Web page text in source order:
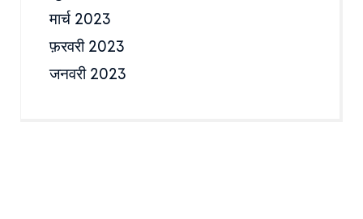
मार्च 2023
फ़रवरी 2023
जनवरी 2023